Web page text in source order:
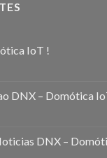
IoT !
DNX – Domótica
DNX –